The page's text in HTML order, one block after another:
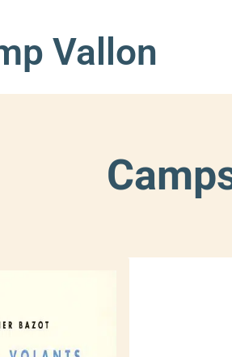
Vallon